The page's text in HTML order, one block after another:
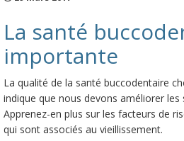
La santé
importante
La qualité de la santé buccodentaire
indique que nous devons améliorer les
Apprenez-en plus sur les facteurs de
qui sont associés au vieillissement.